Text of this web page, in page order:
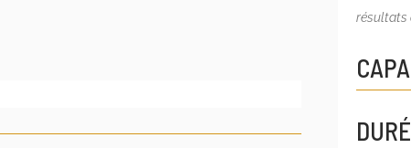
résultats